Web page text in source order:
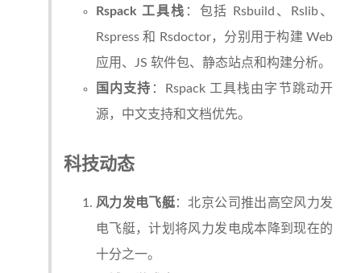
Rspack 工具栈 ：包括 Rsbuild、Rslib、
Rspress 和 Rsdoctor，分别用于构建 Web
应用、JS 软件包、静态站点和构建分析。
国内支持 ：Rspack 工具栈由字节跳动开
源，中文支持和文档优先。
科技动态
风力发电飞艇：北京公司推出高空风力发
电飞艇，计划将风力发电成本降到现在的
十分之一。